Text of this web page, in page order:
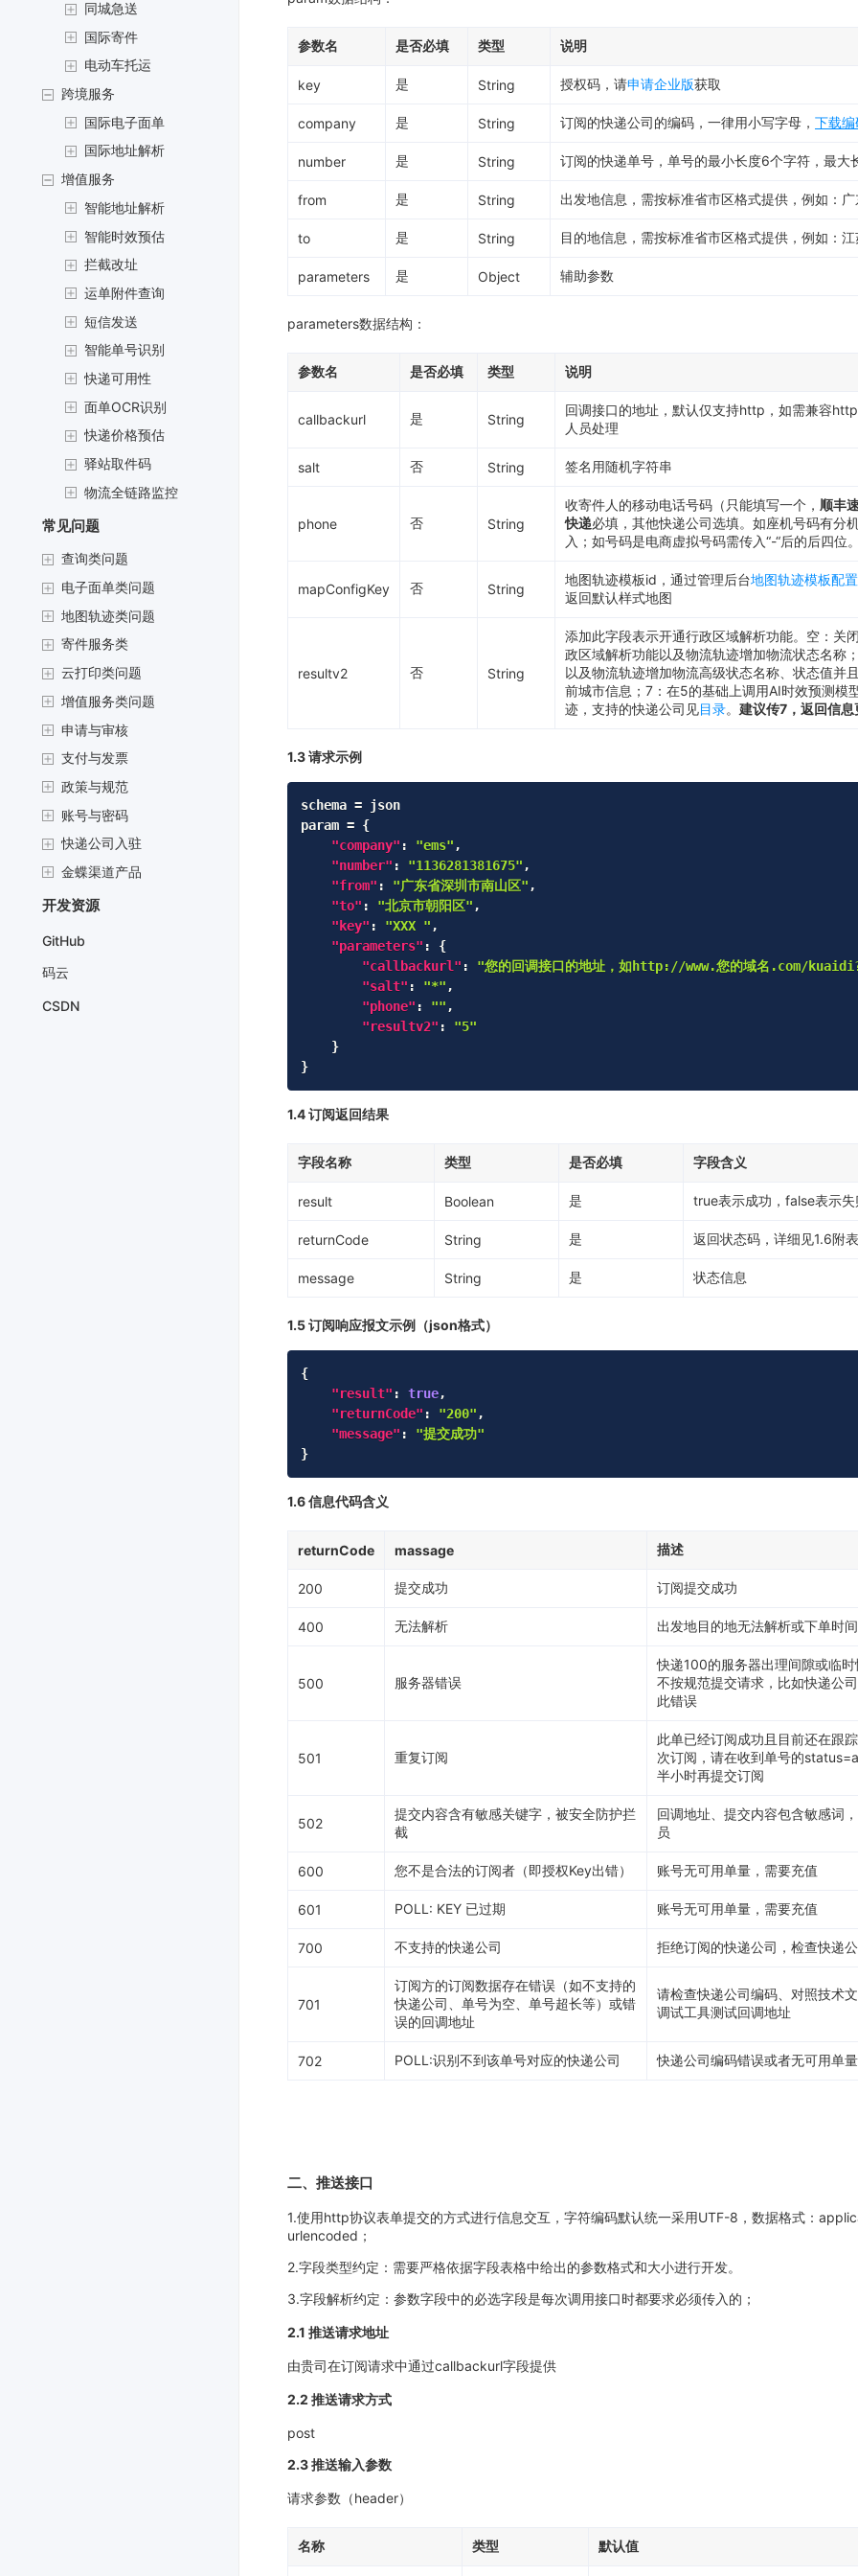
同城急送
国际寄件
电动车托运
跨境服务
国际电子面单
国际地址解析
增值服务
智能地址解析
智能时效预估
拦截改址
运单附件查询
短信发送
智能单号识别
快递可用性
面单OCR识别
快递价格预估
驿站取件码
物流全链路监控
常见问题
查询类问题
电子面单类问题
地图轨迹类问题
寄件服务类
云打印类问题
增值服务类问题
申请与审核
支付与发票
政策与规范
账号与密码
快递公司入驻
金蝶渠道产品
开发资源
GitHub
码云
CSDN
参数名 是否必填 类型 说明
key 是 String 授权码，请申请企业版获取
company 是 String 订阅的快递公司的编码，一律用小写字母， 下载
number 是 String 订阅的快递单号，单号的最小长度6个字符，最大
from 是 String 出发地信息，需按标准省市区格式提供，例如：
to 是 String 目的地信息，需按标准省市区格式提供，例如：
parameters 是 Object 辅助参数
parameters数据结构：
参数名 是否必填 类型 说明
callbackurl 是 String
回调接口的地址，默认仅支持http，如需兼容
人员处理
salt 否 String 签名用随机字符串
phone 否 String
收寄件人的移动电话号码（只能填写一个， 顺丰
快递必填，其他快递公司选填。如座机号码有分
入；如号码是电商虚拟号码需传入“-“后的后四位。
mapConfigKey 否 String
地图轨迹模板id，通过管理后台地图轨迹模板配置
返回默认样式地图
resultv2 否 String
添加此字段表示开通行政区域解析功能。空：关
政区域解析功能以及物流轨迹增加物流状态名称
以及物流轨迹增加物流高级状态名称、状态值并
前城市信息；7：在5的基础上调用AI时效预测模
迹，支持的快递公司见目录。 建议传7，返回信息
1.3 请求示例
schema = json
param = {
"company" : "ems" ,
"number" : "1136281381675" ,
"from" : "广东省深圳市南山区" ,
"to" : "北京市朝阳区" ,
"key" : "XXX " ,
"parameters" :
{
"callbackurl" : "您的回调接口的地址，如http://www.您的域名.com/
"salt" : "*" ,
"phone" : "" ,
"resultv2" :
"5"
}
}
1.4 订阅返回结果
字段名称 类型 是否必填 字段含义
result Boolean 是 true表示成功，false表示失
returnCode String 是 返回状态码，详细见1.6附表
message String 是 状态信息
1.5 订阅响应报文示例（json格式）
{
"result" : true,
"returnCode" : "200" ,
"message" :
"提交成功"
}
1.6 信息代码含义
returnCode massage 描述
200 提交成功 订阅提交成功
400 无法解析 出发地目的地无法解析或下单时
500 服务器错误
快递100的服务器出理间隙或临
不按规范提交请求，比如快递公
此错误
501 重复订阅
此单已经订阅成功且目前还在跟
次订阅，请在收到单号的
半小时再提交订阅
502
提交内容含有敏感关键字，被安全防护拦
截
回调地址、提交内容包含敏感词
员
600 您不是合法的订阅者（即授权Key出错） 账号无可用单量，需要充值
601 POLL: KEY 已过期 账号无可用单量，需要充值
700 不支持的快递公司 拒绝订阅的快递公司，检查快递
701
订阅方的订阅数据存在错误（如不支持的
快递公司、单号为空、单号超长等）或错
误的回调地址
请检查快递公司编码、对照技术
调试工具测试回调地址
702 POLL:识别不到该单号对应的快递公司 快递公司编码错误或者无可用单
二、推送接口
1.使用http协议表单提交的方式进行信息交互，字符编码默认统一采用UTF-8，数据格式：
urlencoded；
2.字段类型约定：需要严格依据字段表格中给出的参数格式和大小进行开发。
3.字段解析约定：参数字段中的必选字段是每次调用接口时都要求必须传入的；
2.1 推送请求地址
由贵司在订阅请求中通过callbackurl字段提供
2.2 推送请求方式
post
2.3 推送输入参数
请求参数（header）
名称 类型 默认值